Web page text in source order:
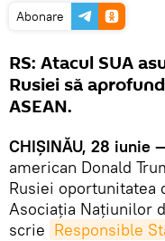
Abonare
RS: Atacul SUA
Rusiei să
ASEAN.
CHIȘINĂU, 28 iunie
american Donald
Rusiei oportunitatea
Asociația Națiunilor
scrie Responsible